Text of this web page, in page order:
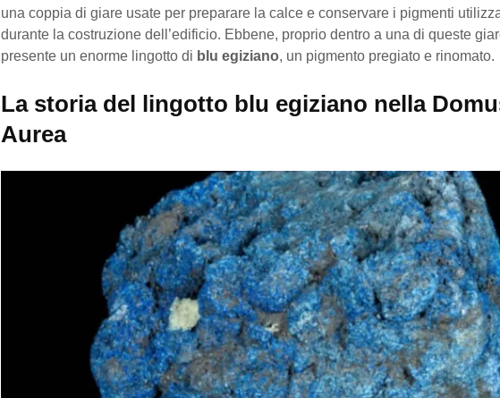
una coppia di giare usate per preparare la calce e conservare i pigmenti
durante la costruzione dell’edificio. Ebbene, proprio dentro a una di queste
presente un enorme lingotto di blu egiziano, un pigmento pregiato e rinomato.
La storia del lingotto blu egiziano nella
Aurea